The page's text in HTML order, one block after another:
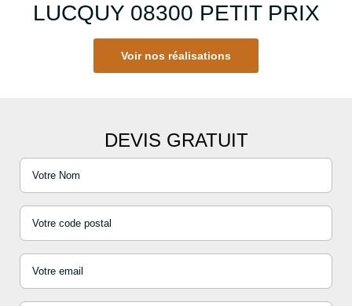
LUCQUY 08300 PETIT PRIX
Voir nos réalisations
DEVIS GRATUIT